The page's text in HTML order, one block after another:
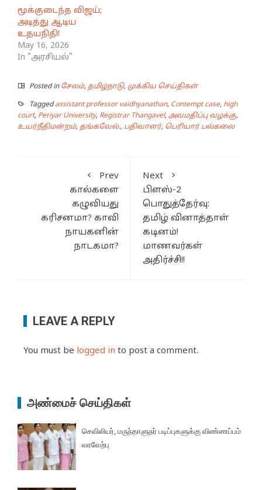
மூக்குடைந்த விஜய்;
அடித்து ஆடிய
உதயநிதி!
May 16, 2026
In "அரசியல்"
Posted in சேலம், தமிழ்நாடு, முக்கிய செய்திகள்
Taggedassistant professor vaidhyanathan, Contempt case, high
court, Periyar University, Registrar Thangavel, அவமதிப்பு வழக்கு,
உயர்நீதிமன்றம், தங்கவேல்., பதிவாளர், பெரியார் பல்கலை
Prev
கால்களை
கழுவியது
கரிசனமா? காவி
நாயகனின்
நாடகமா?
Next
பிளஸ்-2
பொதுத்தேர்வு:
தமிழ் வினாத்தாள்
கடினம்!
மாணவர்கள்
அதிர்ச்சி!!
LEAVE A REPLY
You must be logged in to post a comment.
அண்மைச் செய்திகள்
செவிலியர், மருந்தாளுநர் படிப்புகளுக்கு விண்ணப்பம்
வரவேற்பு